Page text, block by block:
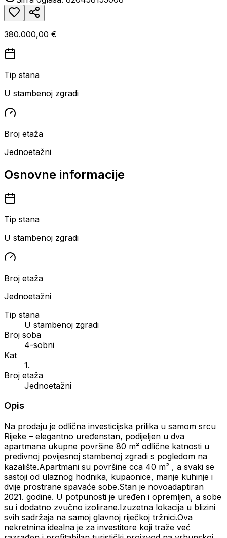
380.000,00 €
Tip stana
U stambenoj zgradi
Broj etaža
Jednoetažni
Osnovne informacije
Tip stana
U stambenoj zgradi
Broj etaža
Jednoetažni
Tip stana
U stambenoj zgradi
Broj soba
4-sobni
Kat
1.
Broj etaža
Jednoetažni
Opis
Na prodaju je odlična investicijska prilika u samom srcu
Rijeke – elegantno uređenstan, podijeljen u dva
apartmana ukupne površine 80 m² odlične katnosti u
predivnoj povijesnoj stambenoj zgradi s pogledom na
kazalište.Apartmani su površine cca 40 m² , a svaki se
sastoji od ulaznog hodnika, kupaonice, manje kuhinje i
dvije prostrane spavaće sobe.Stan je novoadaptiran
2021. godine. U potpunosti je uređen i opremljen, a sobe
su i dodatno zvučno izolirane.Izuzetna lokacija u blizini
svih sadržaja na samoj glavnoj riječkoj tržnici.Ova
nekretnina idealna je za investitore koji traže već